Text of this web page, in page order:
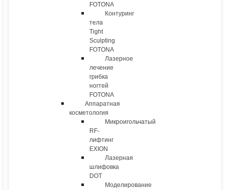
FOTONA
Контуринг
тела
Tight
Sculpting
FOTONA
Лазерное
лечение
грибка
ногтей
FOTONA
Аппаратная
косметология
Микроигольчатый
RF-
лифтинг
EXION
Лазерная
шлифовка
DOT
Моделирование